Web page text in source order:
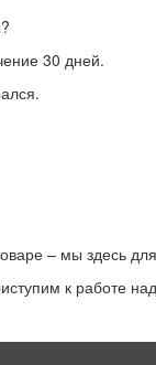
30 дней.
– мы здесь
к работе